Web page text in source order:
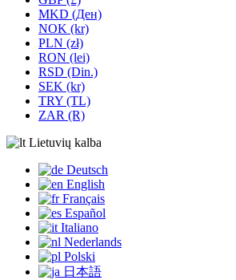
MKD (Ден)
NOK (kr)
PLN (zł)
RON (lei)
RSD (Din.)
SEK (kr)
TRY (TL)
ZAR (R)
Lietuvių kalba
Deutsch
English
Français
Español
Italiano
Nederlands
Polski
日本語